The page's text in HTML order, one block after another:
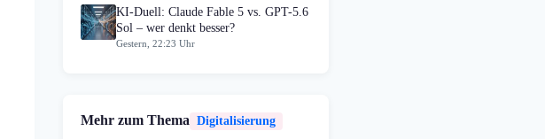
KI-Duell: Claude Fable 5 vs. GPT-5.6
Sol – wer denkt besser?
Gestern, 22:23 Uhr
Mehr zum Thema Digitalisierung